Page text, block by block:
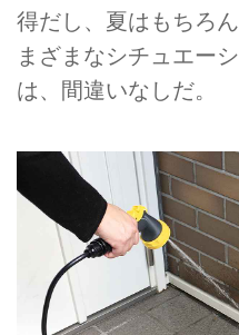
得だし、夏はもちろ
まざまなシチュエー
は、間違いなしだ。